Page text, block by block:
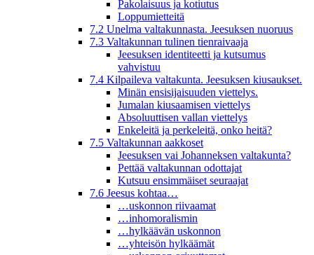
Pakolaisuus ja kotiutus
Loppumietteitä
7.2 Unelma valtakunnasta. Jeesuksen nuoruus
7.3 Valtakunnan tulinen tienraivaaja
Jeesuksen identiteetti ja kutsumus
vahvistuu
7.4 Kilpaileva valtakunta. Jeesuksen kiusaukset.
Minän ensisijaisuuden viettelys.
Jumalan kiusaamisen viettelys
Absoluuttisen vallan viettelys
Enkeleitä ja perkeleitä, onko heitä?
7.5 Valtakunnan aakkoset
Jeesuksen vai Johanneksen valtakunta?
Pettää valtakunnan odottajat
Kutsuu ensimmäiset seuraajat
7.6 Jeesus kohtaa…
…uskonnon riivaamat
…inhomoralismin
…hylkäävän uskonnon
…yhteisön hylkäämät